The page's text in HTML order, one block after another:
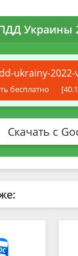
Украины
ukrainy-2022-
бесплатно
Скачать с